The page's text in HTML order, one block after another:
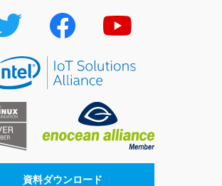
資料ダウンロード